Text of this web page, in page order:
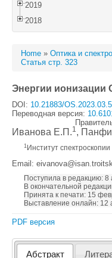
2019
2018
Home » Оптика и
Статья стр. 323
Энергии ионизации
DOI: 10.21883/
Переводная версия:
Иванова Е.П.1,
1 Институт
Email:
Поступила в редакцию: 8
В окончательной
Принята к печати: 15
Выставление онлайн: 12
PDF версия
Абстракт